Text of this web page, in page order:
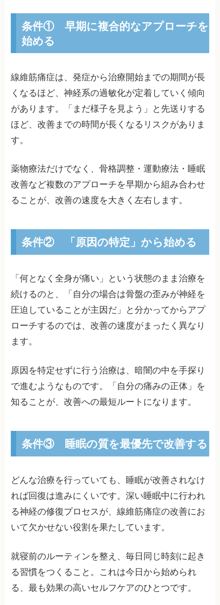
条件① 早期に複合的なアプローチを
始める
線維筋痛症は、発症から治療開始までの期間が長
くなるほど、神経系の過敏化が定着していく傾向
があります。「まだ様子を見よう」と先送りする
ほど、改善までの時間が長くなるリスクがありま
す。
薬物療法だけでなく、骨格調整・運動療法・睡眠
改善など複数のアプローチを早期から組み合わせ
ることが、改善の速度を大きく左右します。
条件② 「原因の特定」から始める
「何となく全身が痛い」という状態のまま治療を
続けるのと、「自分の場合は骨盤の歪みが神経を
圧迫していることが主因だ」と分かってからアプ
ローチするのでは、改善の速度がまったく異なり
ます。
原因を特定せずに行う治療は、暗闇の中を手探り
で進むようなものです。「自分の痛みの正体」を
知ることが、改善への最短ルートになります。
条件③ 睡眠の質を最優先で改善する
どんな治療を行っていても、睡眠が改善されなけ
れば回復は進みにくいです。深い睡眠中に行われ
る神経の修復プロセスが、線維筋痛症の改善にお
いて欠かせない役割を果たしています。
就寝前のルーティンを整え、毎日同じ時刻に起き
る習慣をつくること。これは今日から始められ
る、最も効果の高いセルフケアのひとつです。